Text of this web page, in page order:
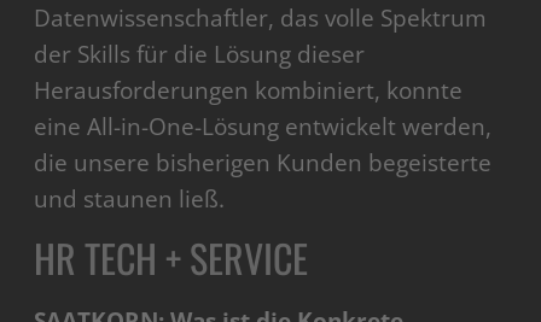
Datenwissenschaftler, das volle Spektrum
der Skills für die Lösung dieser
Herausforderungen kombiniert, konnte
eine All-in-One-Lösung entwickelt werden,
die unsere bisherigen Kunden begeisterte
und staunen ließ.
HR TECH + SERVICE